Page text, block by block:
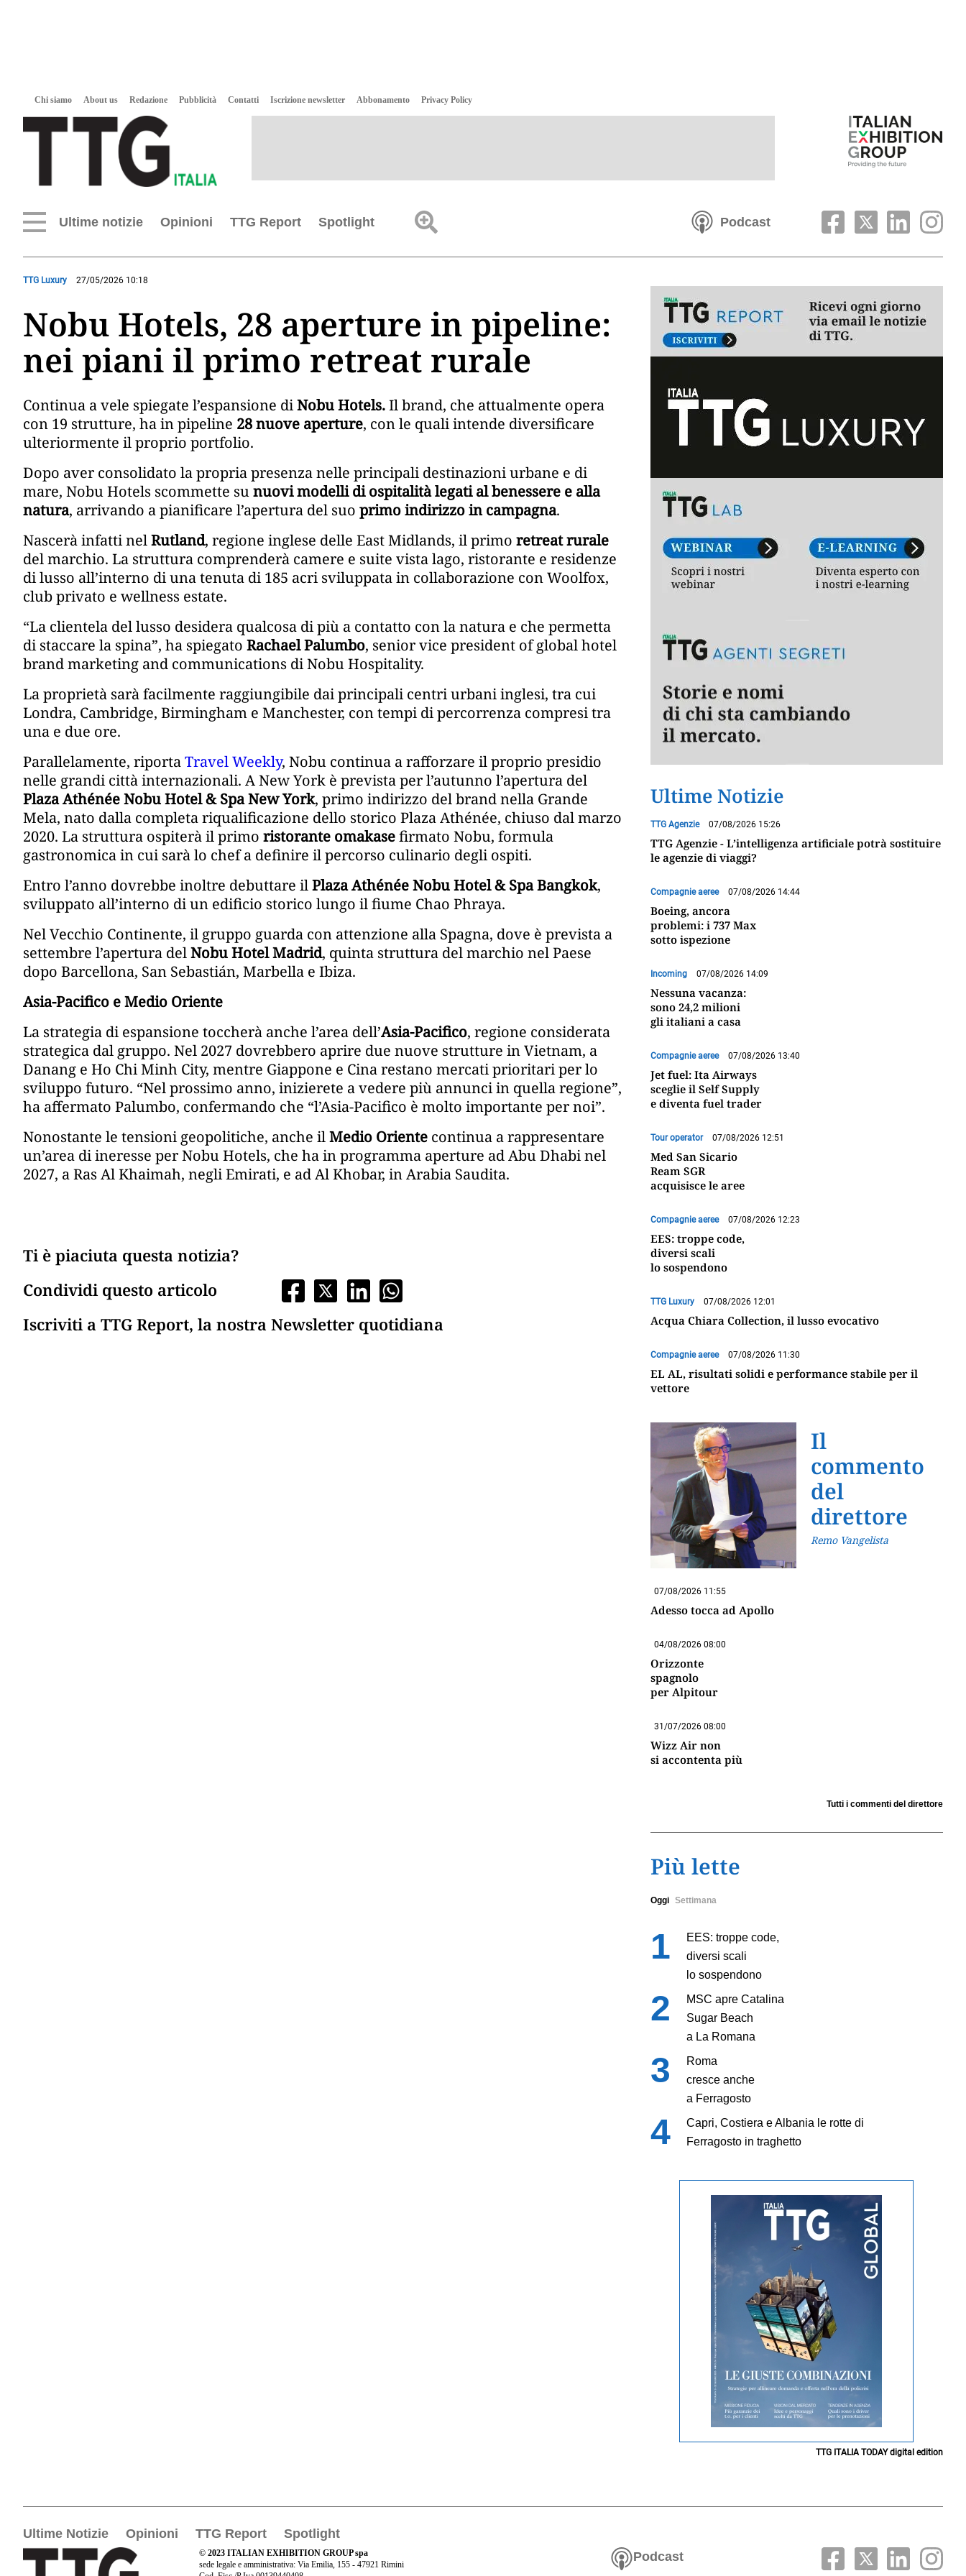
Chi siamo About us Redazione Pubblicità Contatti Iscrizione newsletter Abbonamento Privacy Policy
Ultime notizie Opinioni TTG Report Spotlight Podcast
TTG Luxury 27/05/2026 10:18
Nobu Hotels, 28 aperture in pipeline:
nei piani il primo retreat rurale
Continua a vele spiegate l’espansione diNobu Hotels.Il brand, che attualmente opera
con 19 strutture, ha in pipeline 28 nuove aperture, con le quali intende diversificare
ulteriormente il proprio portfolio.
Dopo aver consolidato la propria presenza nelle principali destinazioni urbane e di
mare, Nobu Hotels scommette sunuovi modelli di ospitalità legati al benessere e alla
natura, arrivando a pianificare l’apertura del suo primo indirizzo in campagna.
Nascerà infatti nelRutland, regione inglese delle East Midlands, il primo retreat rurale
del marchio. La struttura comprenderà camere e suite vista lago, ristorante e residenze
di lusso all’interno di una tenuta di 185 acri sviluppata in collaborazione con Woolfox,
club privato e wellness estate.
“La clientela del lusso desidera qualcosa di più a contatto con la natura e che permetta
di staccare la spina”, ha spiegato Rachael Palumbo, senior vice president of global hotel
brand marketing and communications di Nobu Hospitality.
La proprietà sarà facilmente raggiungibile dai principali centri urbani inglesi, tra cui
Londra, Cambridge, Birmingham e Manchester, con tempi di percorrenza compresi tra
una e due ore.
Parallelamente, riportaTravel Weekly, Nobu continua a rafforzare il proprio presidio
nelle grandi città internazionali. A New York è prevista per l’autunno l’apertura del
Plaza Athénée Nobu Hotel & Spa New York, primo indirizzo del brand nella Grande
Mela, nato dalla completa riqualificazione dello storico Plaza Athénée, chiuso dal marzo
2020. La struttura ospiterà il primo ristorante omakasefirmato Nobu, formula
gastronomica in cui sarà lo chef a definire il percorso culinario degli ospiti.
Entro l’anno dovrebbe inoltre debuttare ilPlaza Athénée Nobu Hotel & Spa Bangkok,
sviluppato all’interno di un edificio storico lungo il fiume Chao Phraya.
Nel Vecchio Continente, il gruppo guarda con attenzione alla Spagna, dove è prevista a
settembre l’apertura delNobu Hotel Madrid, quinta struttura del marchio nel Paese
dopo Barcellona, San Sebastián, Marbella e Ibiza.
Asia-Pacifico e Medio Oriente
La strategia di espansione toccherà anche l’area dell’Asia-Pacifico, regione considerata
strategica dal gruppo. Nel 2027 dovrebbero aprire due nuove strutture in Vietnam, a
Danang e Ho Chi Minh City, mentre Giappone e Cina restano mercati prioritari per lo
sviluppo futuro. “Nel prossimo anno, inizierete a vedere più annunci in quella regione”,
ha affermato Palumbo, confermando che “l’Asia-Pacifico è molto importante per noi”.
Nonostante le tensioni geopolitiche, anche ilMedio Oriente continua a rappresentare
un’area di ineresse per Nobu Hotels, che ha in programma aperture ad Abu Dhabi nel
2027, a Ras Al Khaimah, negli Emirati, e ad Al Khobar, in Arabia Saudita.
Ti è piaciuta questa notizia?
Condividi questo articolo
Iscriviti a TTG Report, la nostra Newsletter quotidiana
Ultime Notizie
TTG Agenzie 07/08/2026 15:26
TTG Agenzie - L’intelligenza artificiale potrà sostituire
le agenzie di viaggi?
Compagnie aeree 07/08/2026 14:44
Boeing, ancora
problemi: i 737 Max
sotto ispezione
Incoming 07/08/2026 14:09
Nessuna vacanza:
sono 24,2 milioni
gli italiani a casa
Compagnie aeree 07/08/2026 13:40
Jet fuel: Ita Airways
sceglie il Self Supply
e diventa fuel trader
Tour operator 07/08/2026 12:51
Med San Sicario
Ream SGR
acquisisce le aree
Compagnie aeree 07/08/2026 12:23
EES: troppe code,
diversi scali
lo sospendono
TTG Luxury 07/08/2026 12:01
Acqua Chiara Collection, il lusso evocativo
Compagnie aeree 07/08/2026 11:30
EL AL, risultati solidi e performance stabile per il
vettore
Il
commento
del
direttore
Remo Vangelista
07/08/2026 11:55
Adesso tocca ad Apollo
04/08/2026 08:00
Orizzonte
spagnolo
per Alpitour
31/07/2026 08:00
Wizz Air non
si accontenta più
Tutti i commenti del direttore
Più lette
Oggi Settimana
EES: troppe code,
diversi scali
lo sospendono
MSC apre Catalina
Sugar Beach
a La Romana
Roma
cresce anche
a Ferragosto
Capri, Costiera e Albania le rotte di
Ferragosto in traghetto
TTG ITALIA TODAY digital edition
Ultime Notizie Opinioni TTG Report Spotlight
© 2023 ITALIAN EXHIBITION GROUP spa
sede legale e amministrativa: Via Emilia, 155 - 47921 Rimini
Podcast